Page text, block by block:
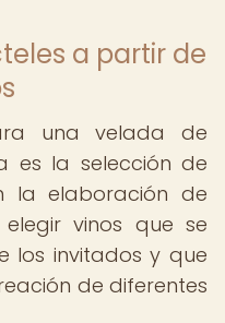
a partir de
una velada de
es la selección de
la elaboración de
vinos que se
los invitados y que
de diferentes